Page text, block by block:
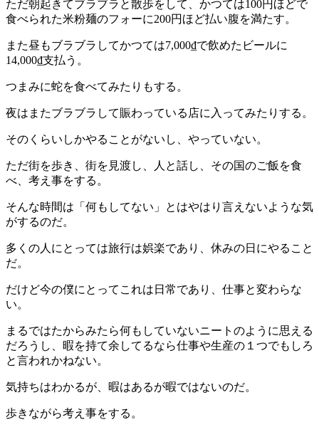
ただ朝起きてブラブラと散歩をして、かつては100円ほどで
食べられた米粉麺のフォーに200円ほど払い腹を満たす。
また昼もブラブラしてかつては7,000₫で飲めたビールに
14,000₫支払う。
つまみに蛇を食べてみたりもする。
夜はまたブラブラして賑わっている店に入ってみたりする。
そのくらいしかやることがないし、やっていない。
ただ街を歩き、街を見渡し、人と話し、その国のご飯を食
べ、考え事をする。
そんな時間は「何もしてない」とはやはり言えないような気
がするのだ。
多くの人にとっては旅行は娯楽であり、休みの日にやること
だ。
だけど今の僕にとってこれは日常であり、仕事と変わらな
い。
まるではたからみたら何もしていないニートのように思える
だろうし、暇を持て余してるなら仕事や生産の１つでもしろ
と言われかねない。
気持ちはわかるが、暇はあるが暇ではないのだ。
歩きながら考え事をする。